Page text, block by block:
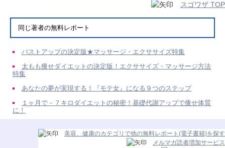
スゴワザ TOP
同じ著者の無料レポート
バストアップの決定版★マッサージ・エクササイズ特集
太もも痩せダイエットの決定版！エクササイズ・マッサージ方法
特集
あなたの夢が実現する！『モテ女』になる９つのステップ
１ヶ月で－７キロダイエットの秘密！基礎代謝アップで痩せ体質
に！
美容、健康のカテゴリで他の無料レポート(電子書籍)を探す
メルマガ読者増加サービス